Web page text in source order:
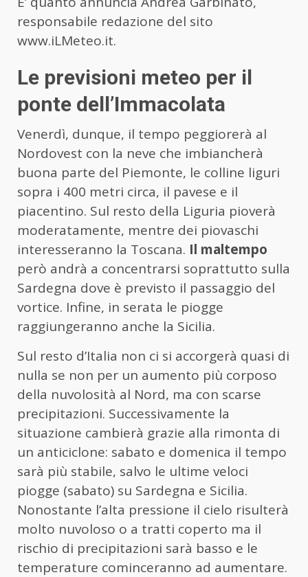
responsabile redazione del sito
www.iLMeteo.it.
Le previsioni meteo per il
ponte dell’Immacolata
Venerdì, dunque, il tempo peggiorerà al
Nordovest con la neve che imbiancherà
buona parte del Piemonte, le colline liguri
sopra i 400 metri circa, il pavese e il
piacentino. Sul resto della Liguria pioverà
moderatamente, mentre dei piovaschi
interesseranno la Toscana. Il maltempo
però andrà a concentrarsi soprattutto sulla
Sardegna dove è previsto il passaggio del
vortice. Infine, in serata le piogge
raggiungeranno anche la Sicilia.
Sul resto d’Italia non ci si accorgerà quasi di
nulla se non per un aumento più corposo
della nuvolosità al Nord, ma con scarse
precipitazioni. Successivamente la
situazione cambierà grazie alla rimonta di
un anticiclone: sabato e domenica il tempo
sarà più stabile, salvo le ultime veloci
piogge (sabato) su Sardegna e Sicilia.
Nonostante l’alta pressione il cielo risulterà
molto nuvoloso o a tratti coperto ma il
rischio di precipitazioni sarà basso e le
temperature cominceranno ad aumentare.